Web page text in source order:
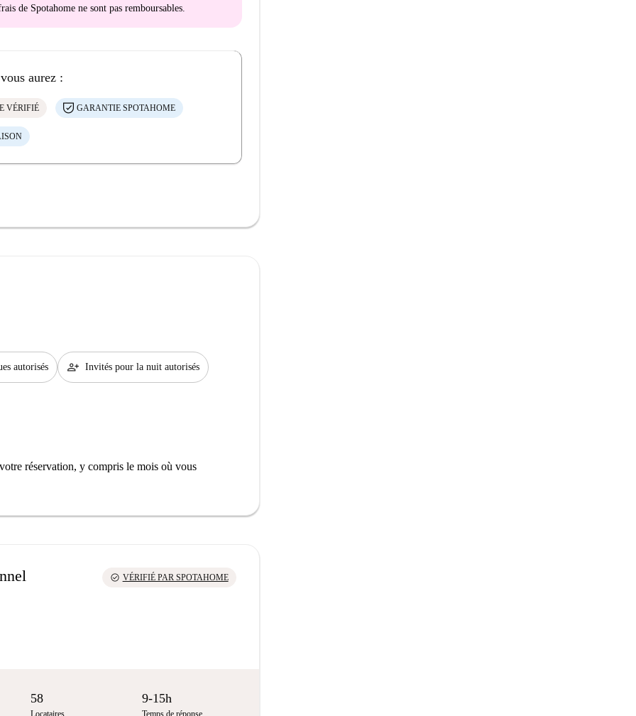
de Spotahome ne sont pas remboursables.
aurez :
VÉRIFIÉ GARANTIE SPOTAHOME
autorisés person_add Invités pour la nuit autorisés
réservation, y compris le mois où vous
check_circle VÉRIFIÉ PAR SPOTAHOME
58
Locataires
9-15h
Temps de réponse